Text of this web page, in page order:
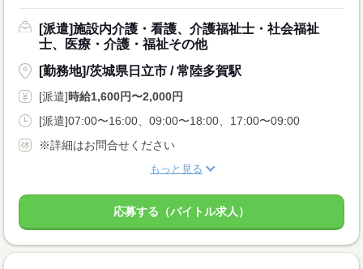
[派遣]施設内介護・看護、介護福祉士・社会福祉
士、医療・介護・福祉その他
[勤務地]/茨城県日立市 / 常陸多賀駅
[派遣]時給1,600円〜2,000円
[派遣]07:00〜16:00、09:00〜18:00、17:00〜09:00
※詳細はお問合せください
もっと見る
応募する（バイトル求人）